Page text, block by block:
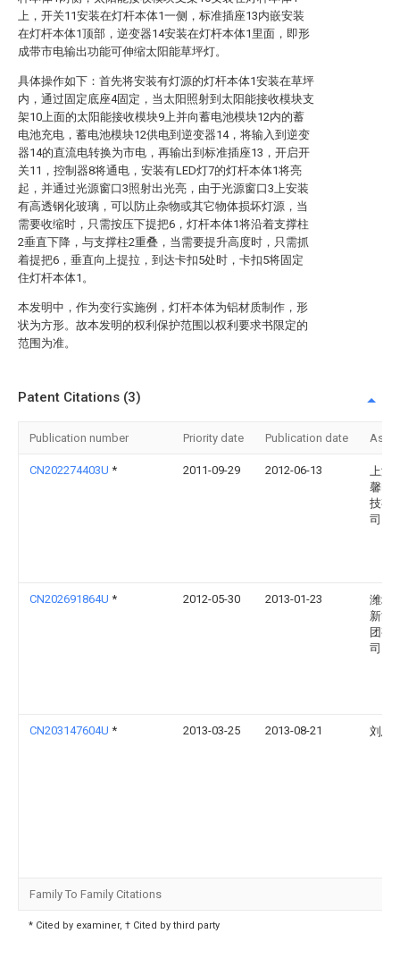
上，开关11安装在灯杆本体1一侧，标准插座13内嵌安装
在灯杆本体1顶部，逆变器14安装在灯杆本体1里面，即形
成带市电输出功能可伸缩太阳能草坪灯。
具体操作如下：首先将安装有灯源的灯杆本体1安装在草坪
内，通过固定底座4固定，当太阳照射到太阳能接收模块支
架10上面的太阳能接收模块9上并向蓄电池模块12内的蓄
电池充电，蓄电池模块12供电到逆变器14，将输入到逆变
器14的直流电转换为市电，再输出到标准插座13，开启开
关11，控制器8将通电，安装有LED灯7的灯杆本体1将亮
起，并通过光源窗口3照射出光亮，由于光源窗口3上安装
有高透钢化玻璃，可以防止杂物或其它物体损坏灯源，当
需要收缩时，只需按压下提把6，灯杆本体1将沿着支撑柱
2垂直下降，与支撑柱2重叠，当需要提升高度时，只需抓
着提把6，垂直向上提拉，到达卡扣5处时，卡扣5将固定
住灯杆本体1。
本发明中，作为变行实施例，灯杆本体为铝材质制作，形
状为方形。故本发明的权利保护范围以权利要求书限定的
范围为准。
Patent Citations (3)
Publication number Priority date Publication date
CN202274403U * 2011-09-29 2012-06-13
上海
馨电
技有
司
CN202691864U * 2012-05-30 2013-01-23
潍坊
新能
团有
司
CN203147604U * 2013-03-25 2013-08-21 刘思
Family To Family Citations
* Cited by examiner, † Cited by third party